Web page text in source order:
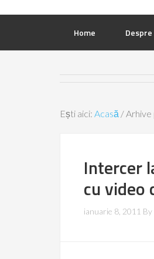
Home Despre
Ești aici: Acasă /Arhive
Intercer
cu video
ianuarie 8, 2011 By